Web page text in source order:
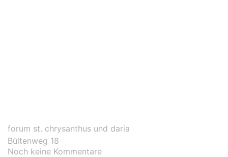
forum st. chrysanthus und daria
Bültenweg 18
Noch keine Kommentare